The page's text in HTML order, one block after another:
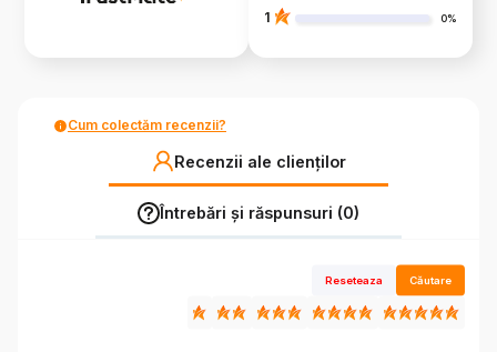
1 0%
Cum colectăm recenzii?
Recenzii ale clienților
Întrebări și răspunsuri (0)
Reseteaza Căutare